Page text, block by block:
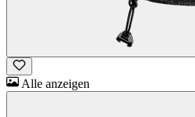
Alle anzeigen